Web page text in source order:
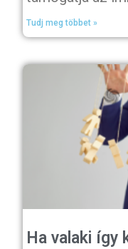
Tudj meg többet »
Ha valaki